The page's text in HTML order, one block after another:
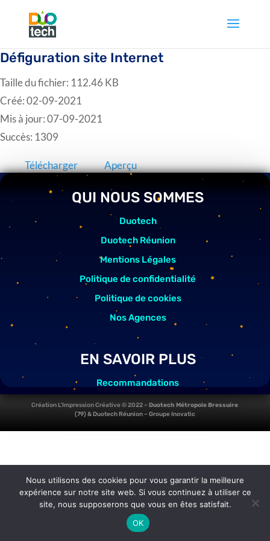
Défiguration site Internet
Taille du fichier: 112.46 KB
Créé: 02-09-2021
Mis à jour: 07-09-2021
Succès: 1309
Télécharger Aperçu
QUI NOUS SOMMES
Duotech
Duotech Réunion
Mentions Légales
Politique de confidentialité
Politique de cookies
Nos Agences
EN SAVOIR PLUS
Recommandations
Témoignages vidéos clients
Reboot2Life
Création L’Impression Créative © 2022 –Duotech Métropole Bressuire
(79) &Duotech Réunion– Groupe Inovatic
Nous utilisons des cookies pour vous garantir la meilleure
expérience sur notre site web. Si vous continuez à utiliser ce
site, nous supposerons que vous en êtes satisfait.
OK